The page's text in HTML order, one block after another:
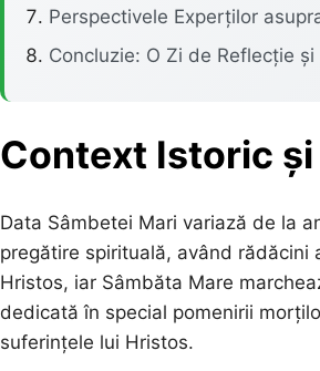
Perspectivele Experților
Concluzie: O Zi de Reflecție și
Context Istoric și
Data Sâmbetei Mari variază de la
pregătire spirituală, având rădăcini
Hristos, iar Sâmbăta Mare
dedicată în special pomenirii
suferințele lui Hristos.